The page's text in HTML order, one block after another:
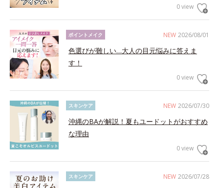
0 view
NEW 2026/08/01
ポイントメイク
色選びが難しい…大人の目元悩みに答えま
す！
0 view
NEW 2026/07/30
スキンケア
沖縄のBAが解説！夏もユードットがおすすめ
な理由
0 view
NEW 2026/07/28
スキンケア